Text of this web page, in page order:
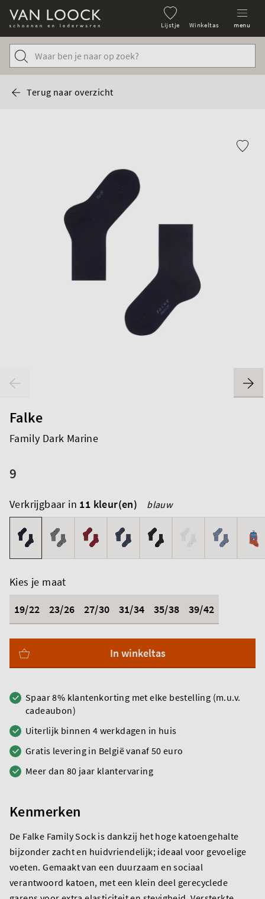
Lijstje Winkeltas menu
Terug naar overzicht
Falke
Family Dark Marine
9
Verkrijgbaar in 11 kleur(en) blauw
Kies je maat
19/22
23/26 27/30 31/34 35/38 39/42
In winkeltas
Spaar 8% klantenkorting met elke bestelling (m.u.v.
cadeaubon)
Uiterlijk binnen 4 werkdagen in huis
Gratis levering in België vanaf 50 euro
Meer dan 80 jaar klantervaring
Kenmerken
De Falke Family Sock is dankzij het hoge katoengehalte
bijzonder zacht en huidvriendelijk; ideaal voor gevoelige
voeten. Gemaakt van een duurzaam en sociaal
verantwoord katoen, met een klein deel gerecyclede